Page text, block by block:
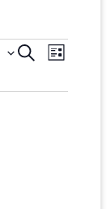
SUCHELISTE